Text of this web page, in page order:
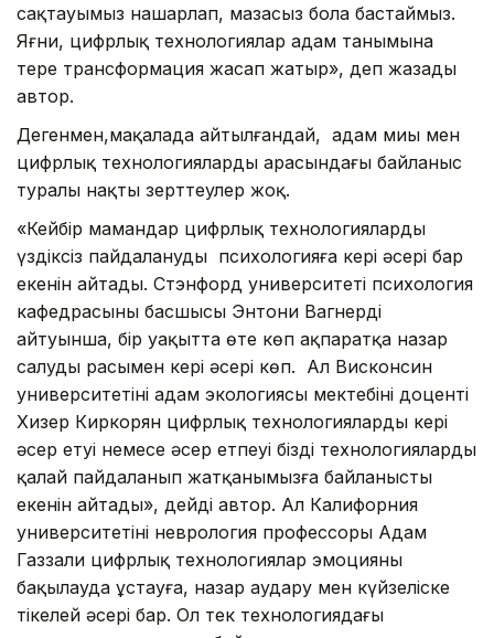
сақтауымыз нашарлап, мазасыз бола бастаймыз.
Яғни, цифрлық технологиялар адам танымына
терең трансформация жасап жатыр», деп жазады
автор.
Дегенмен,мақалада айтылғандай, адам миы мен
цифрлық технологиялардың арасындағы байланыс
туралы нақты зерттеулер жоқ.
«Кейбір мамандар цифрлық технологияларды
үздіксіз пайдаланудың психологияға кері әсері бар
екенін айтады. Стэнфорд университеті психология
кафедрасының басшысы Энтони Вагнердің
айтуынша, бір уақытта өте көп ақпаратқа назар
салудың расымен кері әсері көп. Ал Висконсин
университетінің адам экологиясы мектебінің доценті
Хизер Киркорян цифрлық технологиялардың кері
әсер етуі немесе әсер етпеуі біздің технологияларды
қалай пайдаланып жатқанымызға байланысты
екенін айтады», дейді автор. Ал Калифорния
университетінің неврология профессоры Адам
Газзали цифрлық технологиялар эмоцияны
бақылауда ұстауға, назар аудару мен күйзеліске
тікелей әсері бар. Ол тек технологиядағы